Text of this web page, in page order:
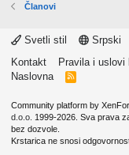
Članovi
Svetli stil
Srpski
Kontakt
Pravila i uslovi
Naslovna
R
Community platform by
d.o.o. 1999-2026. Sva prava
bez dozvole.
Krstarica ne snosi